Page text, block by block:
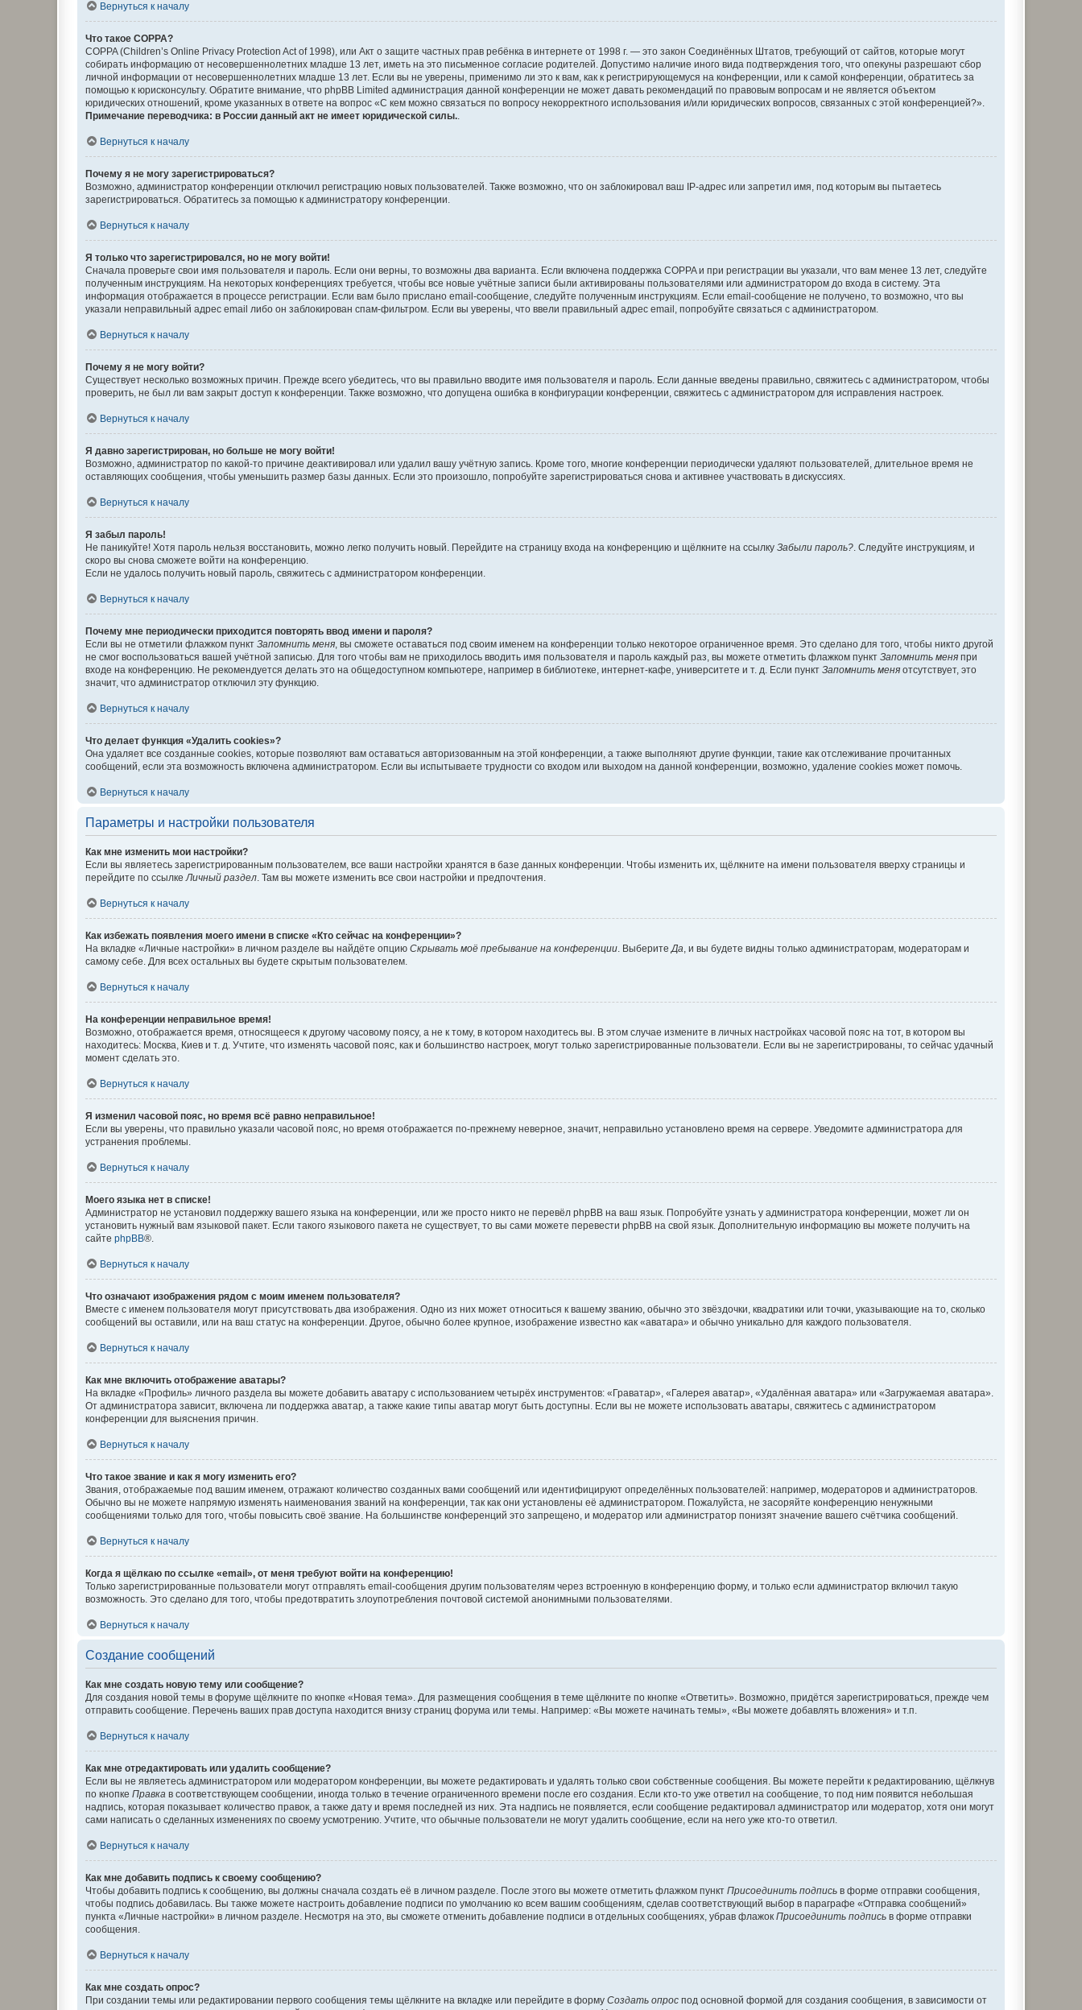
Вернуться к началу
Что такое COPPA?
COPPA (Children’s Online Privacy Protection Act of 1998), или Акт о защите частных прав ребёнка в интернете от 1998 г. — это закон Соединённых Штатов, требующий от сайтов, которые могут
собирать информацию от несовершеннолетних младше 13 лет, иметь на это письменное согласие родителей. Допустимо наличие иного вида подтверждения того, что опекуны разрешают сбор
личной информации от несовершеннолетних младше 13 лет. Если вы не уверены, применимо ли это к вам, как к регистрирующемуся на конференции, или к самой конференции, обратитесь за
помощью к юрисконсульту. Обратите внимание, что phpBB Limited администрация данной конференции не может давать рекомендаций по правовым вопросам и не является объектом
юридических отношений, кроме указанных в ответе на вопрос «С кем можно связаться по вопросу некорректного использования и/или юридических вопросов, связанных с этой конференцией?».
Примечание переводчика: в России данный акт не имеет юридической силы..
Вернуться к началу
Почему я не могу зарегистрироваться?
Возможно, администратор конференции отключил регистрацию новых пользователей. Также возможно, что он заблокировал ваш IP-адрес или запретил имя, под которым вы пытаетесь
зарегистрироваться. Обратитесь за помощью к администратору конференции.
Вернуться к началу
Я только что зарегистрировался, но не могу войти!
Сначала проверьте свои имя пользователя и пароль. Если они верны, то возможны два варианта. Если включена поддержка COPPA и при регистрации вы указали, что вам менее 13 лет, следуйте
полученным инструкциям. На некоторых конференциях требуется, чтобы все новые учётные записи были активированы пользователями или администратором до входа в систему. Эта
информация отображается в процессе регистрации. Если вам было прислано email-сообщение, следуйте полученным инструкциям. Если email-сообщение не получено, то возможно, что вы
указали неправильный адрес email либо он заблокирован спам-фильтром. Если вы уверены, что ввели правильный адрес email, попробуйте связаться с администратором.
Вернуться к началу
Почему я не могу войти?
Существует несколько возможных причин. Прежде всего убедитесь, что вы правильно вводите имя пользователя и пароль. Если данные введены правильно, свяжитесь с администратором, чтобы
проверить, не был ли вам закрыт доступ к конференции. Также возможно, что допущена ошибка в конфигурации конференции, свяжитесь с администратором для исправления настроек.
Вернуться к началу
Я давно зарегистрирован, но больше не могу войти!
Возможно, администратор по какой-то причине деактивировал или удалил вашу учётную запись. Кроме того, многие конференции периодически удаляют пользователей, длительное время не
оставляющих сообщения, чтобы уменьшить размер базы данных. Если это произошло, попробуйте зарегистрироваться снова и активнее участвовать в дискуссиях.
Вернуться к началу
Я забыл пароль!
Не паникуйте! Хотя пароль нельзя восстановить, можно легко получить новый. Перейдите на страницу входа на конференцию и щёлкните на ссылку Забыли пароль?. Следуйте инструкциям, и
скоро вы снова сможете войти на конференцию.
Если не удалось получить новый пароль, свяжитесь с администратором конференции.
Вернуться к началу
Почему мне периодически приходится повторять ввод имени и пароля?
Если вы не отметили флажком пункт Запомнить меня, вы сможете оставаться под своим именем на конференции только некоторое ограниченное время. Это сделано для того, чтобы никто другой
не смог воспользоваться вашей учётной записью. Для того чтобы вам не приходилось вводить имя пользователя и пароль каждый раз, вы можете отметить флажком пункт Запомнить меня при
входе на конференцию. Не рекомендуется делать это на общедоступном компьютере, например в библиотеке, интернет-кафе, университете и т. д. Если пункт Запомнить меня отсутствует, это
значит, что администратор отключил эту функцию.
Вернуться к началу
Что делает функция «Удалить cookies»?
Она удаляет все созданные cookies, которые позволяют вам оставаться авторизованным на этой конференции, а также выполняют другие функции, такие как отслеживание прочитанных
сообщений, если эта возможность включена администратором. Если вы испытываете трудности со входом или выходом на данной конференции, возможно, удаление cookies может помочь.
Вернуться к началу
Параметры и настройки пользователя
Как мне изменить мои настройки?
Если вы являетесь зарегистрированным пользователем, все ваши настройки хранятся в базе данных конференции. Чтобы изменить их, щёлкните на имени пользователя вверху страницы и
перейдите по ссылкеЛичный раздел. Там вы можете изменить все свои настройки и предпочтения.
Вернуться к началу
Как избежать появления моего имени в списке «Кто сейчас на конференции»?
На вкладке «Личные настройки» в личном разделе вы найдёте опцию Скрывать моё пребывание на конференции. ВыберитеДа, и вы будете видны только администраторам, модераторам и
самому себе. Для всех остальных вы будете скрытым пользователем.
Вернуться к началу
На конференции неправильное время!
Возможно, отображается время, относящееся к другому часовому поясу, а не к тому, в котором находитесь вы. В этом случае измените в личных настройках часовой пояс на тот, в котором вы
находитесь: Москва, Киев и т. д. Учтите, что изменять часовой пояс, как и большинство настроек, могут только зарегистрированные пользователи. Если вы не зарегистрированы, то сейчас удачный
момент сделать это.
Вернуться к началу
Я изменил часовой пояс, но время всё равно неправильное!
Если вы уверены, что правильно указали часовой пояс, но время отображается по-прежнему неверное, значит, неправильно установлено время на сервере. Уведомите администратора для
устранения проблемы.
Вернуться к началу
Моего языка нет в списке!
Администратор не установил поддержку вашего языка на конференции, или же просто никто не перевёл phpBB на ваш язык. Попробуйте узнать у администратора конференции, может ли он
установить нужный вам языковой пакет. Если такого языкового пакета не существует, то вы сами можете перевести phpBB на свой язык. Дополнительную информацию вы можете получить на
сайте phpBB®.
Вернуться к началу
Что означают изображения рядом с моим именем пользователя?
Вместе с именем пользователя могут присутствовать два изображения. Одно из них может относиться к вашему званию, обычно это звёздочки, квадратики или точки, указывающие на то, сколько
сообщений вы оставили, или на ваш статус на конференции. Другое, обычно более крупное, изображение известно как «аватара» и обычно уникально для каждого пользователя.
Вернуться к началу
Как мне включить отображение аватары?
На вкладке «Профиль» личного раздела вы можете добавить аватару с использованием четырёх инструментов: «Граватар», «Галерея аватар», «Удалённая аватара» или «Загружаемая аватара».
От администратора зависит, включена ли поддержка аватар, а также какие типы аватар могут быть доступны. Если вы не можете использовать аватары, свяжитесь с администратором
конференции для выяснения причин.
Вернуться к началу
Что такое звание и как я могу изменить его?
Звания, отображаемые под вашим именем, отражают количество созданных вами сообщений или идентифицируют определённых пользователей: например, модераторов и администраторов.
Обычно вы не можете напрямую изменять наименования званий на конференции, так как они установлены её администратором. Пожалуйста, не засоряйте конференцию ненужными
сообщениями только для того, чтобы повысить своё звание. На большинстве конференций это запрещено, и модератор или администратор понизят значение вашего счётчика сообщений.
Вернуться к началу
Когда я щёлкаю по ссылке «email», от меня требуют войти на конференцию!
Только зарегистрированные пользователи могут отправлять email-сообщения другим пользователям через встроенную в конференцию форму, и только если администратор включил такую
возможность. Это сделано для того, чтобы предотвратить злоупотребления почтовой системой анонимными пользователями.
Вернуться к началу
Создание сообщений
Как мне создать новую тему или сообщение?
Для создания новой темы в форуме щёлкните по кнопке «Новая тема». Для размещения сообщения в теме щёлкните по кнопке «Ответить». Возможно, придётся зарегистрироваться, прежде чем
отправить сообщение. Перечень ваших прав доступа находится внизу страниц форума или темы. Например: «Вы можете начинать темы», «Вы можете добавлять вложения» и т.п.
Вернуться к началу
Как мне отредактировать или удалить сообщение?
Если вы не являетесь администратором или модератором конференции, вы можете редактировать и удалять только свои собственные сообщения. Вы можете перейти к редактированию, щёлкнув
по кнопке Правка в соответствующем сообщении, иногда только в течение ограниченного времени после его создания. Если кто-то уже ответил на сообщение, то под ним появится небольшая
надпись, которая показывает количество правок, а также дату и время последней из них. Эта надпись не появляется, если сообщение редактировал администратор или модератор, хотя они могут
сами написать о сделанных изменениях по своему усмотрению. Учтите, что обычные пользователи не могут удалить сообщение, если на него уже кто-то ответил.
Вернуться к началу
Как мне добавить подпись к своему сообщению?
Чтобы добавить подпись к сообщению, вы должны сначала создать её в личном разделе. После этого вы можете отметить флажком пункт Присоединить подпись в форме отправки сообщения,
чтобы подпись добавилась. Вы также можете настроить добавление подписи по умолчанию ко всем вашим сообщениям, сделав соответствующий выбор в параграфе «Отправка сообщений»
пункта «Личные настройки» в личном разделе. Несмотря на это, вы сможете отменить добавление подписи в отдельных сообщениях, убрав флажок Присоединить подпись в форме отправки
сообщения.
Вернуться к началу
Как мне создать опрос?
При создании темы или редактировании первого сообщения темы щёлкните на вкладке или перейдите в форму Создать опрос под основной формой для создания сообщения, в зависимости от